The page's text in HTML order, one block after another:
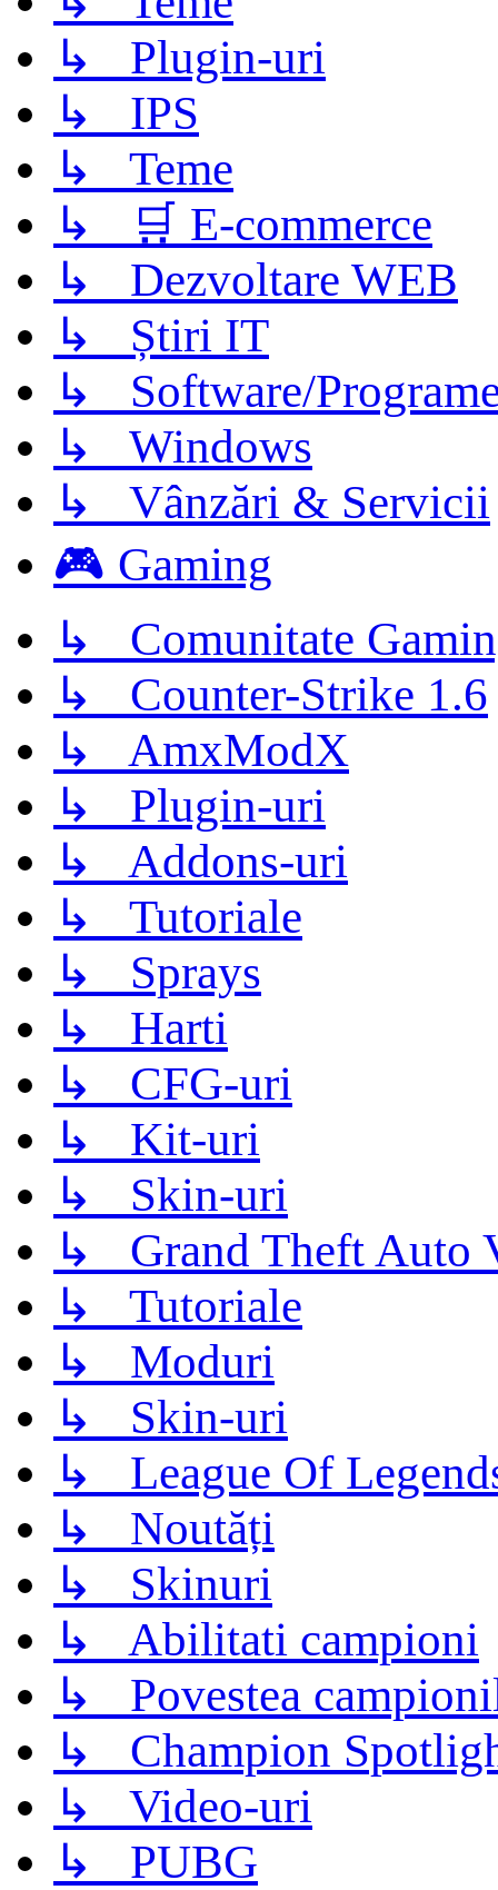
↳ Plugin-uri
↳ IPS
↳ Teme
↳ 🛒 E-commerce
↳ Dezvoltare WEB
↳ Știri IT
↳ Software/
↳ Windows
↳ Vânzări & Servicii
🎮 Gaming
↳ Comunitate
↳ Counter-Strike 1.6
↳ AmxModX
↳ Plugin-uri
↳ Addons-uri
↳ Tutoriale
↳ Sprays
↳ Harti
↳ CFG-uri
↳ Kit-uri
↳ Skin-uri
↳ Grand Theft Auto
↳ Tutoriale
↳ Moduri
↳ Skin-uri
↳ League Of
↳ Noutăți
↳ Skinuri
↳ Abilitati campioni
↳ Povestea
↳ Champion
↳ Video-uri
↳ PUBG